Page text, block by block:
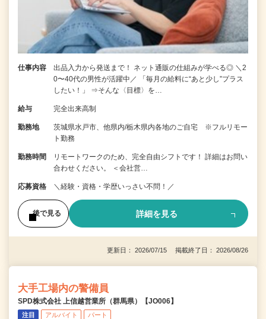
仕事内容
出品入力から発送まで！ ネット通販の仕組みが学べる◎ ＼2
0〜40代の男性が活躍中／ 「毎月の給料に“あと少し”プラス
したい！」 ⇒そんな〈目標〉を…
給与 完全出来高制
勤務地
茨城県水戸市、他県内/栃木県内各地のご自宅 ※フルリモー
ト勤務
勤務時間
リモートワークのため、完全自由シフトです！ 詳細はお問い
合わせください。 ＜会社営…
応募資格 ＼経験・資格・学歴いっさい不問！／
後で見る 詳細を見る
更新日： 2026/07/15 掲載終了日： 2026/08/26
大手工場内の警備員
SPD株式会社 上信越営業所（群馬県）【JO006】
注目 アルバイト パート